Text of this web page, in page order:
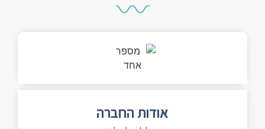
אודות החברה